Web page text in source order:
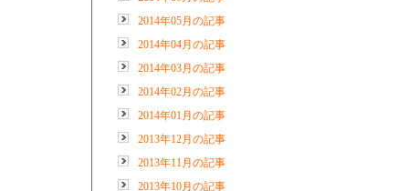
2014年05月の記事
2014年04月の記事
2014年03月の記事
2014年02月の記事
2014年01月の記事
2013年12月の記事
2013年11月の記事
2013年10月の記事